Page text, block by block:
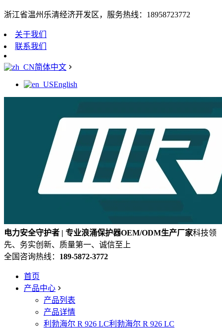
浙江省温州乐清经济开发区，服务热线：18958723772
关于我们
联系我们
简体中文
English
电力安全守护者 | 专业浪涌保护器OEM/ODM生产厂家科技领
先、务实创新、质量第一、诚信至上
全国咨询热线： 189-5872-3772
首页
产品中心
产品列表
产品详情
利勃海尔 R 926 LC利勃海尔 R 926 LC